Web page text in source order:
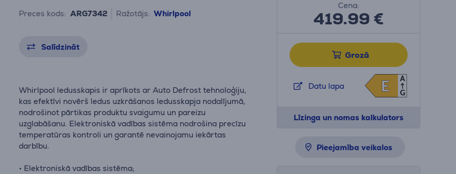
Preces kods: ARG7342 Ražotājs: Whirlpool
Salīdzināt
Whirlpool ledusskapis ir aprīkots ar Auto Defrost tehnoloģiju,
kas efektīvi novērš ledus uzkrāšanos ledusskapja nodalījumā,
nodrošinot pārtikas produktu svaigumu un pareizu
uzglabāšanu. Elektroniskā vadības sistēma nodrošina precīzu
temperatūras kontroli un garantē nevainojamu iekārtas
darbību.
• Elektroniskā vadības sistēma;
Cena:
419.99€
Grozā
Datu lapa E
E A
G
Līzinga un nomas kalkulators
Pieejamība veikalos